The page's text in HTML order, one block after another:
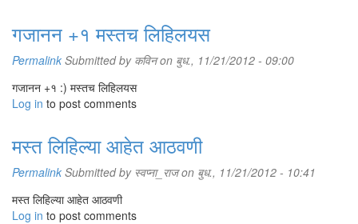
गजानन +१ मस्तच लिहिलयस
Permalink Submitted by कविनon बुध., 11/21/2012 - 09:00
गजानन +१ :) मस्तच लिहिलयस
Log in to post comments
मस्त लिहिल्या आहेत आठवणी
Permalink Submitted by स्वप्ना_राजon बुध., 11/21/2012 - 10:41
मस्त लिहिल्या आहेत आठवणी
Log in to post comments